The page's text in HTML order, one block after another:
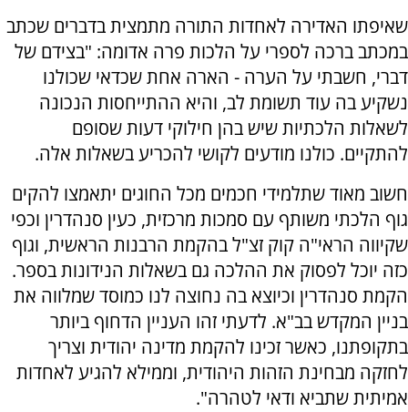
שאיפתו האדירה לאחדות התורה מתמצית בדברים שכתב
במכתב ברכה לספרי על הלכות פרה אדומה: "בצידם של
דברי, חשבתי על הערה - הארה אחת שכדאי שכולנו
נשקיע בה עוד תשומת לב, והיא ההתייחסות הנכונה
לשאלות הלכתיות שיש בהן חילוקי דעות שסופם
להתקיים. כולנו מודעים לקושי להכריע בשאלות אלה.
חשוב מאוד שתלמידי חכמים מכל החוגים יתאמצו להקים
גוף הלכתי משותף עם סמכות מרכזית, כעין סנהדרין וכפי
שקיווה הראי"ה קוק זצ"ל בהקמת הרבנות הראשית, וגוף
כזה יוכל לפסוק את ההלכה גם בשאלות הנידונות בספר.
הקמת סנהדרין וכיוצא בה נחוצה לנו כמוסד שמלווה את
בניין המקדש בב"א. לדעתי זהו העניין הדחוף ביותר
בתקופתנו, כאשר זכינו להקמת מדינה יהודית וצריך
לחזקה מבחינת הזהות היהודית, וממילא להגיע לאחדות
אמיתית שתביא ודאי לטהרה".